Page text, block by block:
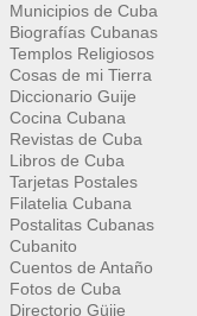
Municipios de Cuba
Biografías Cubanas
Templos Religiosos
Cosas de mi Tierra
Diccionario Guije
Cocina Cubana
Revistas de Cuba
Libros de Cuba
Tarjetas Postales
Filatelia Cubana
Postalitas Cubanas
Cubanito
Cuentos de Antaño
Fotos de Cuba
Directorio Güije